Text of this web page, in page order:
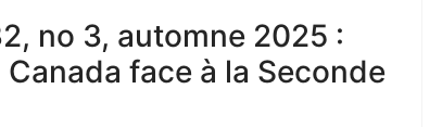
no 3, automne 2025 :
face à la Seconde